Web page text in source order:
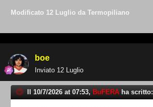
Modificato 12 Luglio da Termopiliano
boe
Inviato 12 Luglio
Il 10/7/2026 at 07:53, BuFERA ha scritto: